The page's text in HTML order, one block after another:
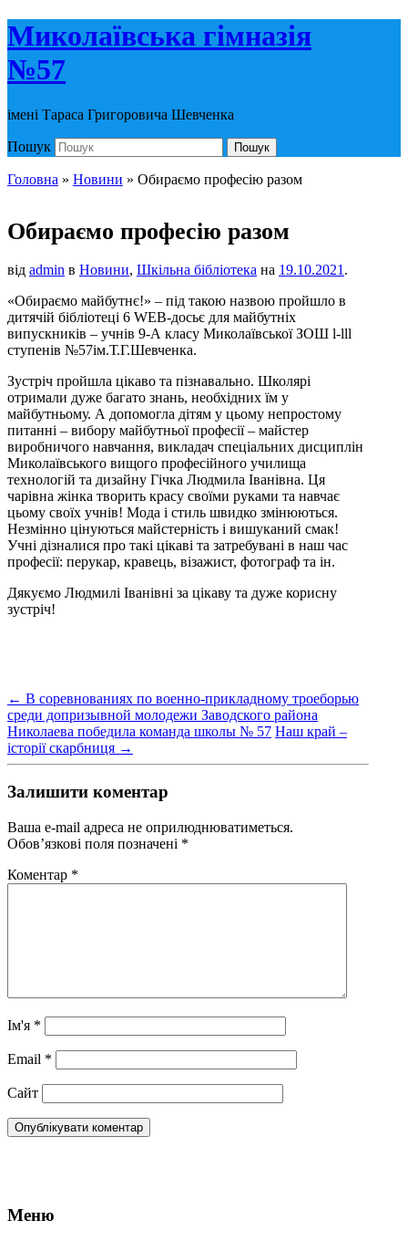
Миколаївська гімназія
№57
імені Тараса Григоровича Шевченка
Пошук Пошук
Головна » Новини » Обираємо професію разом
Меню
Обираємо професію разом
від admin в Новини, Шкільна бібліотека на 19.10.2021 .
«Обираємо майбутнє!» – під такою назвою пройшло в
дитячій бібліотеці 6 WEB-досьє для майбутніх
випускників – учнів 9-А класу Миколаївської ЗОШ l-lll
ступенів №57ім.Т.Г.Шевченка.
Зустріч пройшла цікаво та пізнавально. Школярі
отримали дуже багато знань, необхідних їм у
майбутньому. А допомогла дітям у цьому непростому
питанні – вибору майбутньої професії – майстер
виробничого навчання, викладач спеціальних дисциплін
Миколаївського вищого професійного училища
технологій та дизайну Гічка Людмила Іванівна. Ця
чарівна жінка творить красу своїми руками та навчає
цьому своїх учнів! Мода і стиль швидко змінюються.
Незмінно цінуються майстерність і вишуканий смак!
Учні дізналися про такі цікаві та затребувані в наш час
професії: перукар, кравець, візажист, фотограф та ін.
Дякуємо Людмилі Іванівні за цікаву та дуже корисну
зустріч!
← В соревнованиях по военно-прикладному троеборью
среди допризывной молодежи Заводского района
Николаева победила команда школы № 57 Наш край –
історії скарбниця →
Залишити коментар
Ваша e-mail адреса не оприлюднюватиметься.
Обов’язкові поля позначені *
Коментар *
Ім'я *
Email *
Сайт